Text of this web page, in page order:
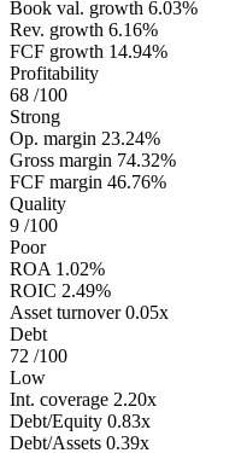
Book val. growth 6.03%
Rev. growth 6.16%
FCF growth 14.94%
Profitability
68 /100
Strong
Op. margin 23.24%
Gross margin 74.32%
FCF margin 46.76%
Quality
9 /100
Poor
ROA 1.02%
ROIC 2.49%
Asset turnover 0.05x
Debt
72 /100
Low
Int. coverage 2.20x
Debt/Equity 0.83x
Debt/Assets 0.39x